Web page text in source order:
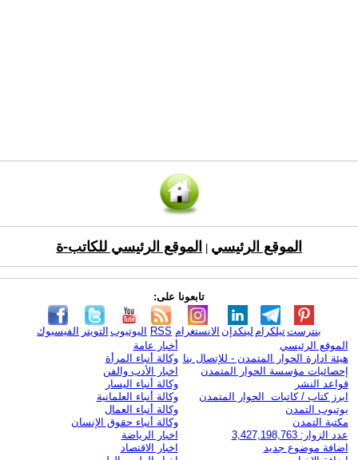
الموقع الرئيسي الموقع الرئيسي للكاتب-ة
تابعونا على:
الفيسبوك التويتر اليوتيوب RSS الانستغرام لينكدإن تيلكرامبنترست
الموقع الرئيسي
هيئة ادارة الحوار المتمدن - للإتصال بنا
إحصائيات مؤسسة الحوار المتمدن
قواعد النشر
ابرز كتاب / كاتبات الحوار المتمدن
يوتيوب التمدن
مكتبة التمدن
عدد الزوار: 3,427,198,763
اضافة موضوع جديد
أخبار عامة
وكالة أنباء المرأة
اخبار الأدب والفن
وكالة أنباء اليسار
وكالة أنباء العلمانية
وكالة أنباء العمال
وكالة أنباء حقوق الإنسان
اخبار الرياضة
اخبار الاقتصاد